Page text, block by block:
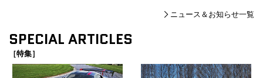
ニュース＆お知らせ一覧
SPECIAL ARTICLES
［特集］